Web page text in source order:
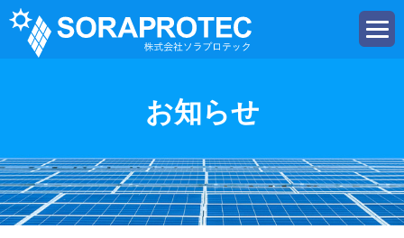
t
o
i
g
a
t
i
o
お知らせ